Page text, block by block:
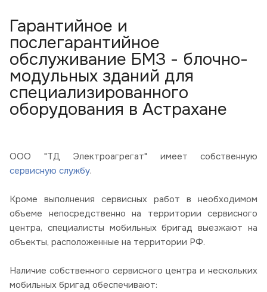
Гарантийное и
послегарантийное
обслуживание БМЗ - блочно-
модульных зданий для
специализированного
оборудования в Астрахане
ООО "ТД Электроагрегат" имеет собственную
сервисную службу.
Кроме выполнения сервисных работ в необходимом
объеме непосредственно на территории сервисного
центра, специалисты мобильных бригад выезжают на
объекты, расположенные на территории РФ.
Наличие собственного сервисного центра и нескольких
мобильных бригад обеспечивают: